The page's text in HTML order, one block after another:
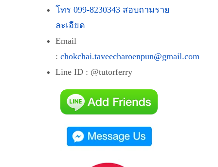
โทร 099-8230343 สอบถามราย
ละเอียด
Email
: chokchai.taveecharoenpun@gmail.com
Line ID : @tutorferry